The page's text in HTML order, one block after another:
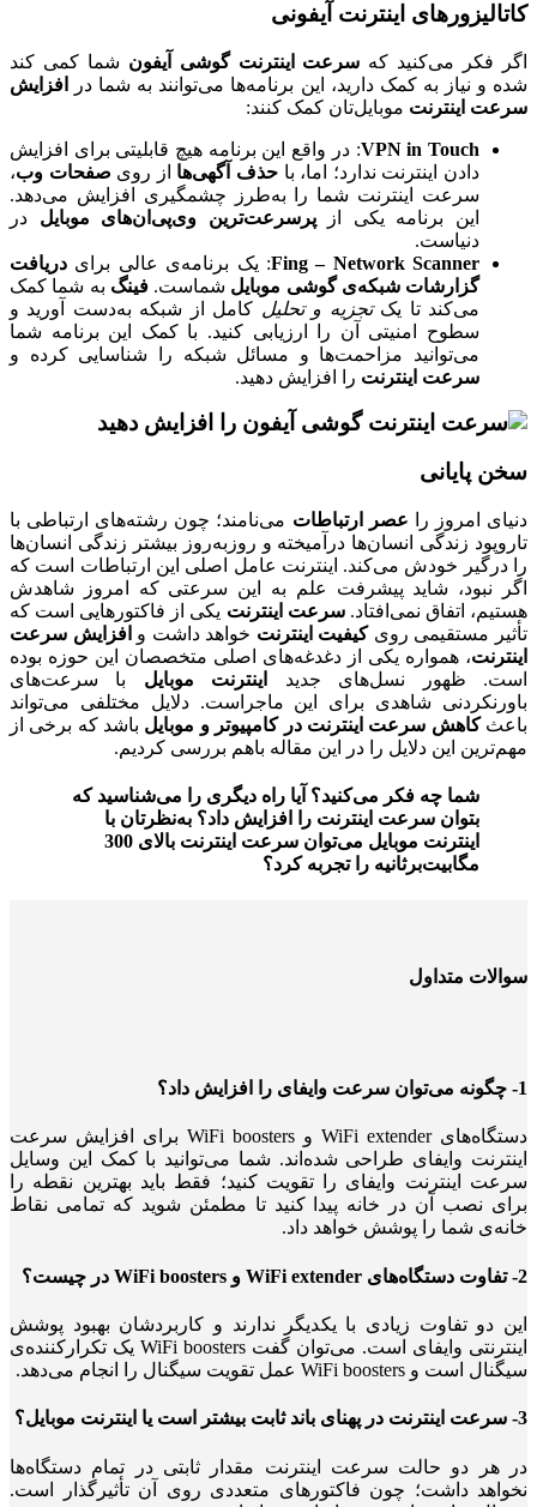
کاتالیزورهای اینترنت آیفونی
اگر فکر می‌کنید که سرعت اینترنت گوشی آیفون شما کمی کند
شده و نیاز به کمک دارید، این برنامه‌ها می‌توانند به شما در
افزایش
سرعت اینترنت موبایل‌تان کمک کنند:
VPN in Touch: در واقع این برنامه هیچ قابلیتی برای افزایش
دادن اینترنت ندارد؛ اما، با حذف آگهی‌ها از روی صفحات وب،
سرعت اینترنت شما را به‌طرز چشمگیری افزایش می‌دهد.
این برنامه یکی از
پرسرعت‌ترین وی‌پی‌ان‌های موبایل در
دنیاست.
Fing – Network Scanner: یک برنامه‌ی عالی برای دریافت
گزارشات شبکه‌ی گوشی موبایل شماست.فینگ به شما کمک
می‌کند تا یکتجزیه‌ و تحلیل کامل از شبکه به‌دست آورید و
سطوح امنیتی آن را ارزیابی کنید. با کمک این برنامه شما
می‌توانید مزاحمت‌ها و مسائل شبکه را شناسایی کرده و
سرعت اینترنت را افزایش دهید.
سخن پایانی
دنیای امروز را عصر ارتباطات می‌نامند؛ چون رشته‌های ارتباطی با
تاروپود زندگی انسان‌ها درآمیخته و روزبه‌روز بیشتر زندگی انسان‌ها
را درگیر خودش می‌کند. اینترنت عامل اصلی این ارتباطات است که
اگر نبود، شاید پیشرفت علم به این سرعتی که امروز شاهدش
هستیم، اتفاق نمی‌افتاد.سرعت اینترنت یکی از فاکتورهایی است که
تأثیر مستقیمی روی کیفیت اینترنت خواهد داشت و افزایش سرعت
اینترنت، همواره یکی از دغدغه‌های اصلی متخصصان این حوزه بوده
است. ظهور نسل‌های جدید اینترنت موبایل با سرعت‌های
باورنکردنی شاهدی برای این ماجراست. دلایل مختلفی می‌تواند
باعثکاهش سرعت اینترنت در کامپیوتر و موبایل باشد که برخی از
مهم‌ترین این دلایل را در این مقاله باهم بررسی کردیم.
شما چه فکر می‌کنید؟ آیا راه دیگری را می‌شناسید که
بتوان سرعت اینترنت را افزایش داد؟ به‌نظرتان با
اینترنت موبایل می‌توان سرعت اینترنت بالای 300
مگابیت‌‌برثانیه را تجربه کرد؟
سوالات متداول
1- چگونه می‌توان سرعت وایفای را افزایش داد؟
دستگاه‌های WiFi extender و WiFi boosters برای افزایش سرعت
اینترنت وایفای طراحی شده‌اند. شما می‌توانید با کمک این وسایل
سرعت اینترنت وایفای را تقویت کنید؛ فقط باید بهترین نقطه را
برای نصب آن در خانه پیدا کنید تا مطمئن شوید که تمامی نقاط
خانه‌ی شما را پوشش خواهد داد.
2- تفاوت دستگاه‌های WiFi extender و WiFi boosters در چیست؟
این دو تفاوت زیادی با یکدیگر ندارند و کاربردشان بهبود پوشش
اینترنتی وایفای است. می‌توان گفت WiFi boosters یک تکرارکننده‌ی
سیگنال است و WiFi boosters عمل تقویت سیگنال را انجام می‌دهد.
3- سرعت اینترنت در پهنای باند ثابت بیشتر است یا اینترنت موبایل؟
در هر دو حالت سرعت اینترنت مقدار ثابتی در تمام دستگاه‌ها
نخواهد داشت؛ چون فاکتورهای متعددی روی آن تأثیرگذار است.